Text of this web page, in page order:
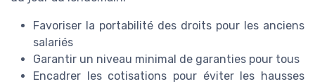
Favoriser la portabilité des droits pour les anciens
salariés
Garantir un niveau minimal de garanties pour tous
Encadrer les cotisations pour éviter les hausses